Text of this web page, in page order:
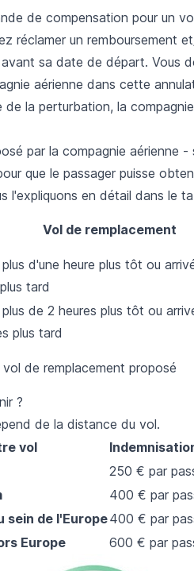
de compensation pour un
réclamer un remboursement
sa date de départ. Vous
aérienne dans cette
la perturbation, la
par la compagnie aérienne
que le passager puisse
l'expliquons en détail dans le
Vol de remplacement
d'une heure plus tôt ou
tard
de 2 heures plus tôt ou
plus tard
de remplacement proposé
?
de la distance du vol.
vol
250 € par
400 € par
sein de l'Europe400 € par
Europe 600 € par